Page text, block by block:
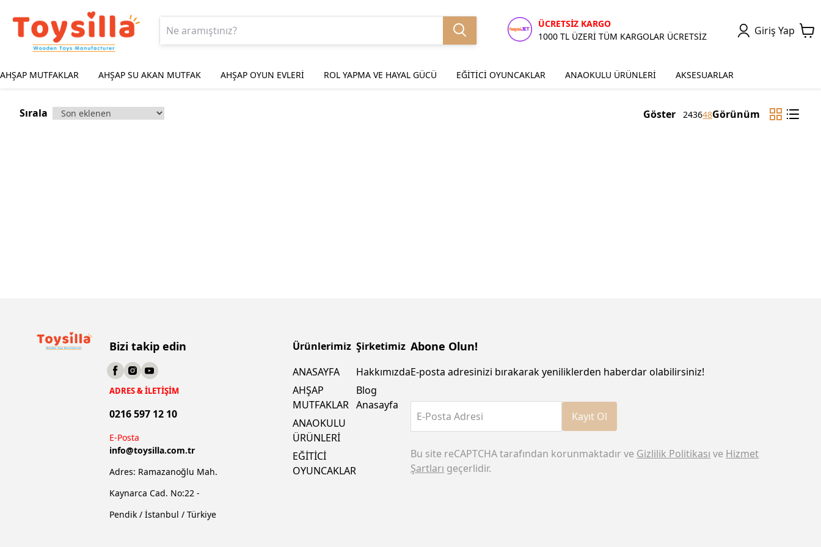
ÜCRETSİZ KARGO
1000 TL ÜZERİ TÜM KARGOLAR ÜCRETSİZ
Giriş Yap
AHŞAP MUTFAKLAR AHŞAP SU AKAN MUTFAK AHŞAP OYUN EVLERİ ROL YAPMA VE HAYAL GÜCÜ EĞİTİCİ OYUNCAKLAR ANAOKULU ÜRÜNLERİ AKSESUARLAR
Sırala Göster 243648Görünüm
Bizi takip edin
ADRES & İLETİŞİM
0216 597 12 10
E-Posta
info@toysilla.com.tr
Adres: Ramazanoğlu Mah.
Kaynarca Cad. No:22 -
Pendik / İstanbul / Türkiye
Ürünlerimiz
ANASAYFA
AHŞAP
MUTFAKLAR
ANAOKULU
ÜRÜNLERİ
EĞİTİCİ
OYUNCAKLAR
Şirketimiz
Hakkımızda
Blog
Anasayfa
Abone Olun!
E-posta adresinizi bırakarak yeniliklerden haberdar olabilirsiniz!
E-Posta Adresi Kayıt Ol
Bu site reCAPTCHA tarafından korunmaktadır ve Gizlilik Politikası ve Hizmet
Şartları geçerlidir.